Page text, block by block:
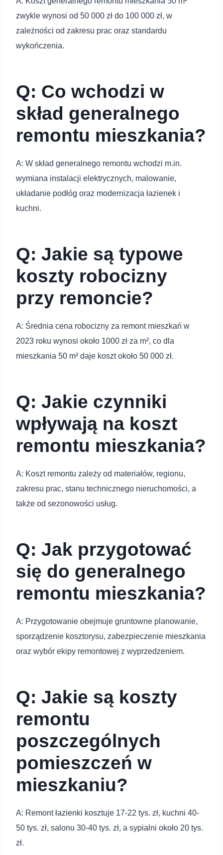
zwykle wynosi od 50 000 zł do 100 000 zł, w
zależności od zakresu prac oraz standardu
wykończenia.
Q: Co wchodzi w
skład generalnego
remontu mieszkania?
A: W skład generalnego remontu wchodzi m.in.
wymiana instalacji elektrycznych, malowanie,
układanie podłóg oraz modernizacja łazienek i
kuchni.
Q: Jakie są typowe
koszty robocizny
przy remoncie?
A: Średnia cena robocizny za remont mieszkań w
2023 roku wynosi około 1000 zł za m², co dla
mieszkania 50 m² daje koszt około 50 000 zł.
Q: Jakie czynniki
wpływają na koszt
remontu mieszkania?
A: Koszt remontu zależy od materiałów, regionu,
zakresu prac, stanu technicznego nieruchomości, a
także od sezonowości usług.
Q: Jak przygotować
się do generalnego
remontu mieszkania?
A: Przygotowanie obejmuje gruntowne planowanie,
sporządzenie kosztorysu, zabezpieczenie mieszkania
oraz wybór ekipy remontowej z wyprzedzeniem.
Q: Jakie są koszty
remontu
poszczególnych
pomieszczeń w
mieszkaniu?
A: Remont łazienki kosztuje 17-22 tys. zł, kuchni 40-
50 tys. zł, salonu 30-40 tys. zł, a sypialni około 20 tys.
zł.